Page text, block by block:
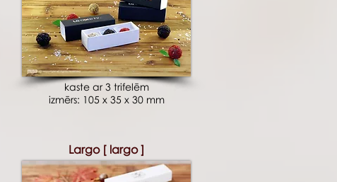
kaste ar 3 trifelēm
izmērs: 105 x 35 x 30 mm
Largo [ largo ]